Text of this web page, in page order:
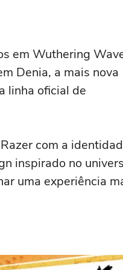
em Wuthering
Denia, a mais nova
linha oficial de
com a
inspirado no
uma experiência